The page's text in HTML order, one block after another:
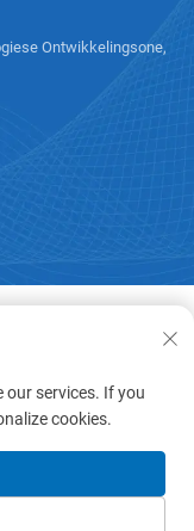
Ontwikkelingsone,
voorbehou. -
our services. If you
cookies.